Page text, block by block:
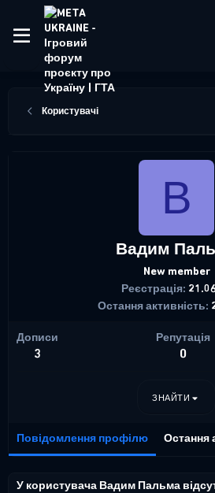
Користувачі
В
Вадим
New member
Реєстрація
Остання активність
Дописи
3
Репутація
0
ЗНАЙТИ
Повідомлення профілю Остання
У користувача Вадим Пальма